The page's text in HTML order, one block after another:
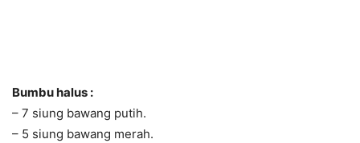
Bumbu halus :
– 7 siung bawang putih.
– 5 siung bawang merah.